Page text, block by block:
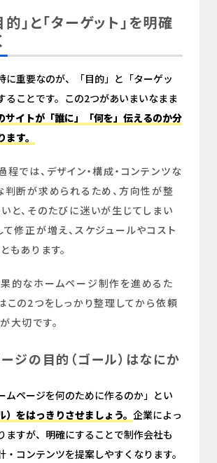
」と「ターゲット」を明確
に重要なのが、「目的」と「ターゲッ
ることです。この2つがあいまいなまま
サイトが「誰に」「何を」伝えるのか分
す。
程では、デザイン・構成・コンテンツな
判断が求められるため、方向性が整
と、そのたびに迷いが生じてしまい
て修正が増え、スケジュールやコスト
もあります。
的なホームページ制作を進めるた
この2つをしっかり整理してから依頼
大切です。
ジの目的（ゴール）はなにか
ムページを何のために作るのか」とい
）をはっきりさせましょう。企業によっ
ますが、明確にすることで制作会社も
・コンテンツを提案しやすくなります。